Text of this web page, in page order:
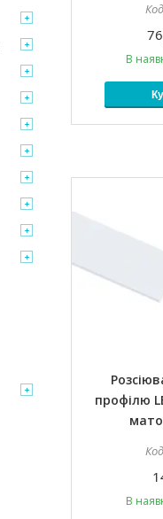
В
профілю
В